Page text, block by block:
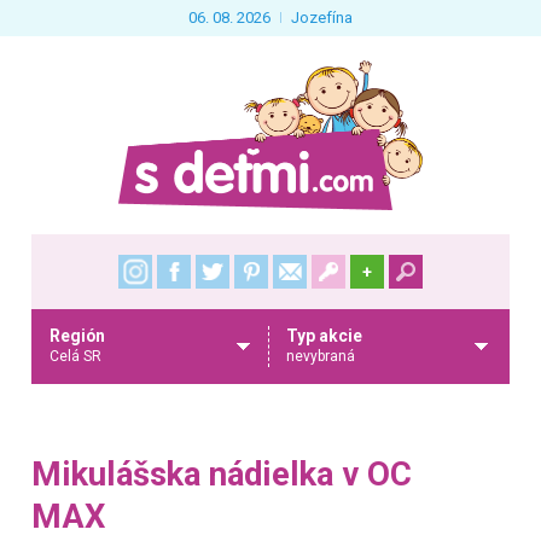
06. 08. 2026 Jozefína
+
Región
Celá SR
Typ akcie
nevybraná
Mikulášska nádielka v OC
MAX